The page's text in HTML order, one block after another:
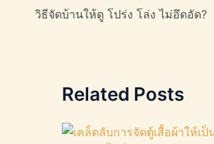
วิธีจัดบ้านให้ดู โปร่ง โล่ง ไม่อึดอัด?
Related Posts